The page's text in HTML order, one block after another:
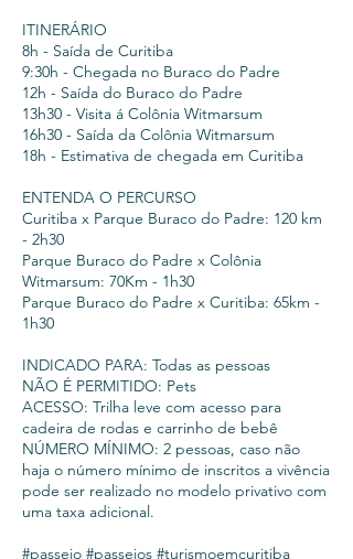
ITINERÁRIO
8h - Saída de Curitiba
9:30h - Chegada no Buraco do Padre
12h - Saída do Buraco do Padre
13h30 - Visita á Colônia Witmarsum
16h30 - Saída da Colônia Witmarsum
18h - Estimativa de chegada em Curitiba
ENTENDA O PERCURSO
Curitiba x Parque Buraco do Padre: 120 km
- 2h30
Parque Buraco do Padre x Colônia
Witmarsum: 70Km - 1h30
Parque Buraco do Padre x Curitiba: 65km -
1h30
INDICADO PARA: Todas as pessoas
NÃO É PERMITIDO: Pets
ACESSO: Trilha leve com acesso para
cadeira de rodas e carrinho de bebê
NÚMERO MÍNIMO: 2 pessoas, caso não
haja o número mínimo de inscritos a vivência
pode ser realizado no modelo privativo com
uma taxa adicional.
#passeio #passeios #turismoemcuritiba